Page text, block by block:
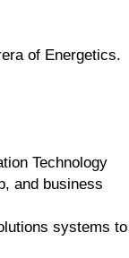
of Energetics.
Technology
and business
systems to